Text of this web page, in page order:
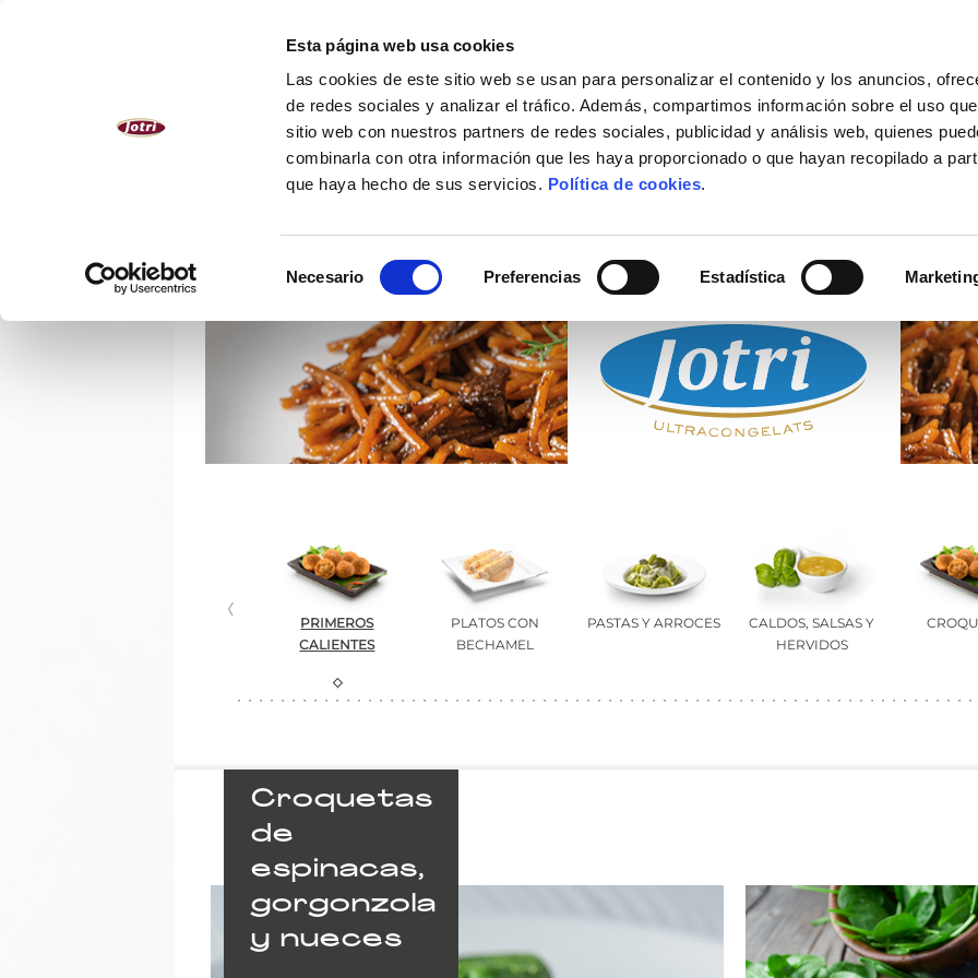
Esta página web usa cookies
Las cookies de este sitio web se usan para personalizar el contenido y los anuncios,
de redes sociales y analizar el tráfico. Además, compartimos información sobre el uso
sitio web con nuestros partners de redes sociales, publicidad y análisis web, quienes
combinarla con otra información que les haya proporcionado o que hayan recopilado a
que haya hecho de sus servicios. Política de cookies.
Necesario Preferencias Estadística
NOSOTROS PRODUCTOS ACTUALIDAD DÓNDE COMPRAR CONTACTO
PRODUCTOS
CONGELADOS
PRIMEROS
CALIENTES
PLATOS CON
BECHAMEL
PASTAS Y ARROCES
CALDOS, SALSAS Y
HERVIDOS
Croquetas
de
espinacas,
gorgonzola
y nueces